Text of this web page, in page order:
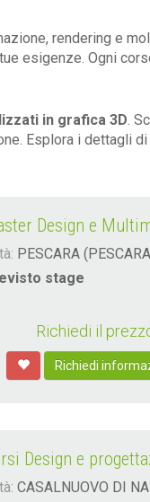
rendering e
esigenze. Ogni
in grafica 3D.
Esplora i dettagli di
Design e
PESCARA
stage
Richiedi il
Richiedi
Design e
CASALNUOVO DI